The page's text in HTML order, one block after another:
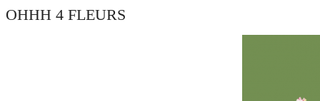
OHHH 4 FLEURS